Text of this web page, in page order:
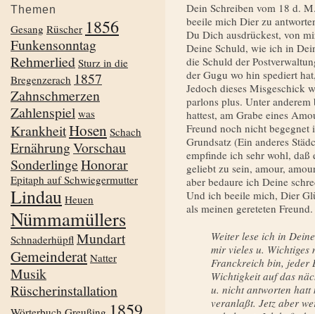
Dein Schreiben vom 18 d.
beeile mich Dier zu
Du Dich ausdrückest, von
Deine Schuld, wie ich in
die Schuld der
der Gugu wo hin spediert
Jedoch die­ses Misgeschick
par­lons plus. Unter
hattest, am Grabe eines
Freund noch nicht begegnet
Grundsatz (Ein anderes
empfinde ich sehr wohl, daß
geliebt zu sein, amour,
aber bedaure ich Deine
Und ich beeile mich, Dier
als mei­nen gereteten Freund.
Weiter lese ich in
mir vieles u. Wichtiges
Franck­reich bin, jeder
Wichtigkeit auf das
u. nicht antwor­ten hatt
veranlaßt. Jetz aber
Themen
Gesang Rüscher 1856
Funkensonntag
Rehmerlied Sturz in die
Bregenzerach 1857
Zahnschmerzen
Zahlenspiel was
KrankheitHosen Schach
ErnährungVorschau
SonderlingeHonorar
Epitaph auf Schwiegermutter
Lindau Heuen
Nümmamüllers
Schnaderhüpfl Mundart
Gemeinderat Natter
Musik
Rüscherinstallation
1859